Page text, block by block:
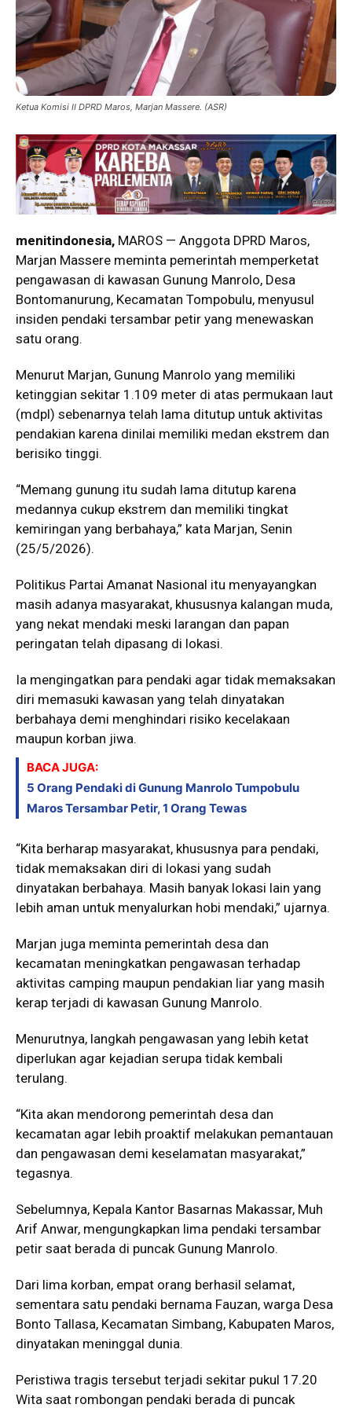
Ketua Komisi II DPRD Maros, Marjan Massere. (ASR)
menitindonesia, MAROS — Anggota DPRD Maros,
Marjan Massere meminta pemerintah memperketat
pengawasan di kawasan Gunung Manrolo, Desa
Bontomanurung, Kecamatan Tompobulu, menyusul
insiden pendaki tersambar petir yang menewaskan
satu orang.
Menurut Marjan, Gunung Manrolo yang memiliki
ketinggian sekitar 1.109 meter di atas permukaan laut
(mdpl) sebenarnya telah lama ditutup untuk aktivitas
pendakian karena dinilai memiliki medan ekstrem dan
berisiko tinggi.
“Memang gunung itu sudah lama ditutup karena
medannya cukup ekstrem dan memiliki tingkat
kemiringan yang berbahaya,” kata Marjan, Senin
(25/5/2026).
Politikus Partai Amanat Nasional itu menyayangkan
masih adanya masyarakat, khususnya kalangan muda,
yang nekat mendaki meski larangan dan papan
peringatan telah dipasang di lokasi.
Ia mengingatkan para pendaki agar tidak memaksakan
diri memasuki kawasan yang telah dinyatakan
berbahaya demi menghindari risiko kecelakaan
maupun korban jiwa.
BACA JUGA:
5 Orang Pendaki di Gunung Manrolo Tumpobulu
Maros Tersambar Petir, 1 Orang Tewas
“Kita berharap masyarakat, khususnya para pendaki,
tidak memaksakan diri di lokasi yang sudah
dinyatakan berbahaya. Masih banyak lokasi lain yang
lebih aman untuk menyalurkan hobi mendaki,” ujarnya.
Marjan juga meminta pemerintah desa dan
kecamatan meningkatkan pengawasan terhadap
aktivitas camping maupun pendakian liar yang masih
kerap terjadi di kawasan Gunung Manrolo.
Menurutnya, langkah pengawasan yang lebih ketat
diperlukan agar kejadian serupa tidak kembali
terulang.
“Kita akan mendorong pemerintah desa dan
kecamatan agar lebih proaktif melakukan pemantauan
dan pengawasan demi keselamatan masyarakat,”
tegasnya.
Sebelumnya, Kepala Kantor Basarnas Makassar, Muh
Arif Anwar, mengungkapkan lima pendaki tersambar
petir saat berada di puncak Gunung Manrolo.
Dari lima korban, empat orang berhasil selamat,
sementara satu pendaki bernama Fauzan, warga Desa
Bonto Tallasa, Kecamatan Simbang, Kabupaten Maros,
dinyatakan meninggal dunia.
Peristiwa tragis tersebut terjadi sekitar pukul 17.20
Wita saat rombongan pendaki berada di puncak